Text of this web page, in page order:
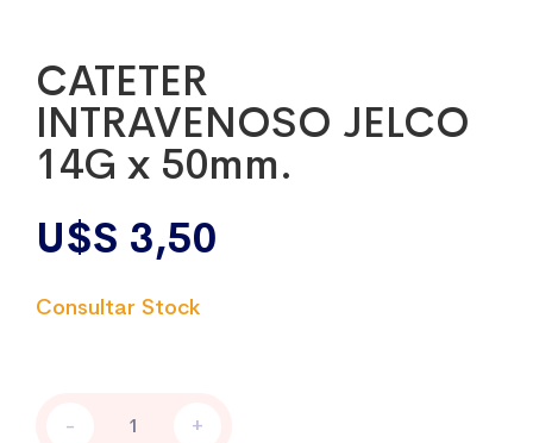
CATETER
INTRAVENOSO JELCO
14G x 50mm.
U$S 3,50
INTRAVENOSO
- +